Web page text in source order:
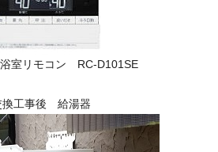
室リモコン RC-D101SE
換工事後 給湯器